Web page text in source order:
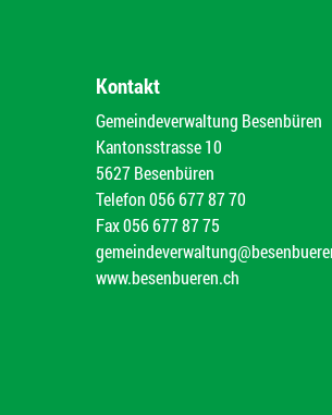
Kontakt
Gemeindeverwaltung Besenbüren
Kantonsstrasse 10
5627 Besenbüren
Telefon056 677 87 70
Fax056 677 87 75
www.besenbueren.ch